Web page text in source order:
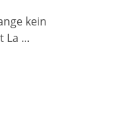
kein
La ...